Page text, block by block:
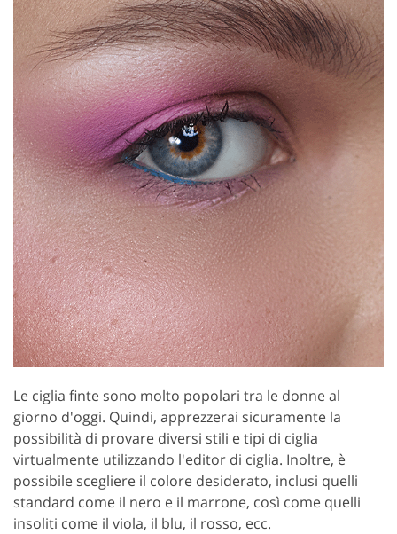
Le ciglia finte sono molto popolari tra le donne al
giorno d'oggi. Quindi, apprezzerai sicuramente la
possibilità di provare diversi stili e tipi di ciglia
virtualmente utilizzando l'editor di ciglia. Inoltre, è
possibile scegliere il colore desiderato, inclusi quelli
standard come il nero e il marrone, così come quelli
insoliti come il viola, il blu, il rosso, ecc.